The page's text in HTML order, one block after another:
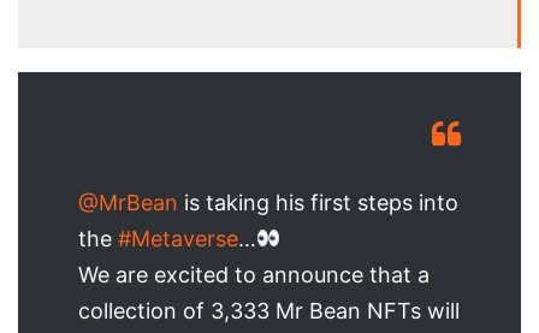
@MrBean is taking his first steps into
the #Metaverse…
We are excited to announce that a
collection of 3,333 Mr Bean NFTs will